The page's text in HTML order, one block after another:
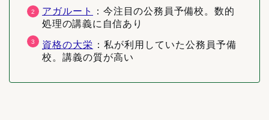
アガルート
： 今注目の公務員予備校。数的
処理の講義に自信あり
資格の大栄 ：私が利用していた公務員予備
校。講義の質が高い